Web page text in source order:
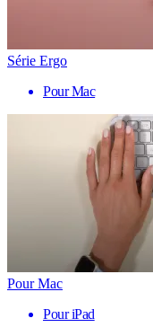
Série Ergo
Pour Mac
Pour Mac
Pour iPad